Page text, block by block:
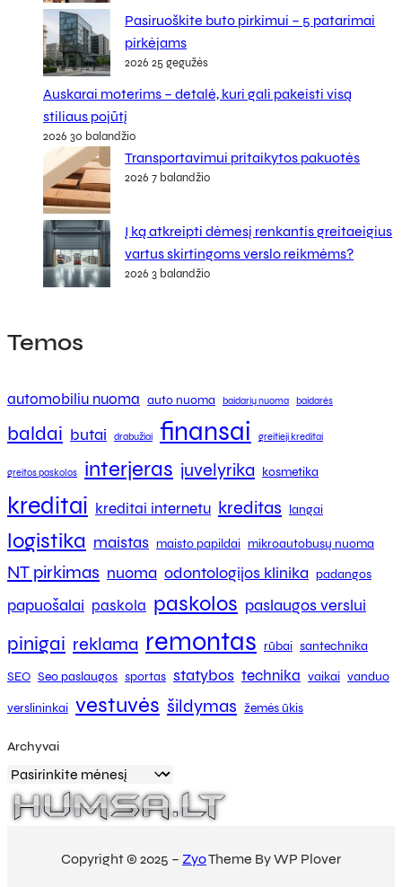
Pasiruoškite buto pirkimui – 5 patarimai
pirkėjams
2026 25 gegužės
Auskarai moterims – detalė, kuri gali pakeisti visą
stiliaus pojūtį
2026 30 balandžio
Transportavimui pritaikytos pakuotės
2026 7 balandžio
Į ką atkreipti dėmesį renkantis greitaeigius
vartus skirtingoms verslo reikmėms?
2026 3 balandžio
Temos
automobiliu nuoma auto nuoma baidarių nuoma baidarės
baldai butai drabužiai finansai greitieji kreditai
greitos paskolos interjeras juvelyrika kosmetika
kreditai kreditai internetu kreditas langai
logistika maistas maisto papildai mikroautobusų nuoma
NT pirkimas nuoma odontologijos klinika padangos
papuošalai paskola paskolos paslaugos verslui
pinigai reklama remontas rūbai santechnika
SEO Seo paslaugos sportas statybos technika vaikai vanduo
verslininkai vestuvės šildymas žemės ūkis
Archyvai
Copyright © 2025 – ZyoTheme By WP Plover